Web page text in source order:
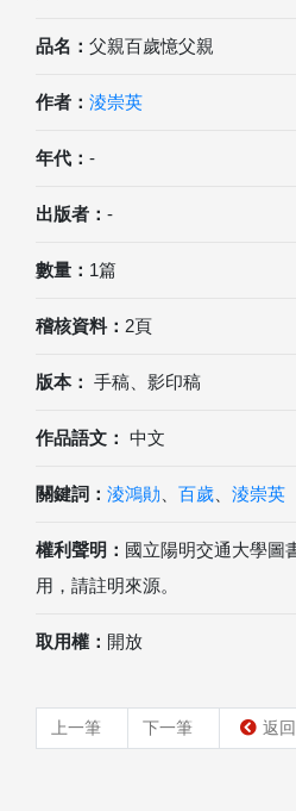
品名： 父親百歲憶父親
作者： 淩崇英
年代： -
出版者： -
數量： 1篇
稽核資料： 2頁
版本： 手稿、影印稿
作品語文： 中文
關鍵詞： 淩鴻勛 百歲 淩崇英
權利聲明： 國立陽明交通大學圖
用，請註明來源。
取用權： 開放
上一筆 下一筆 返